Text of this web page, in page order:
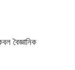
বৈজ্ঞানিক